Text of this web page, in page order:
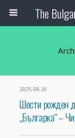
2025-08-26
Шести рожден
„Българка“ –